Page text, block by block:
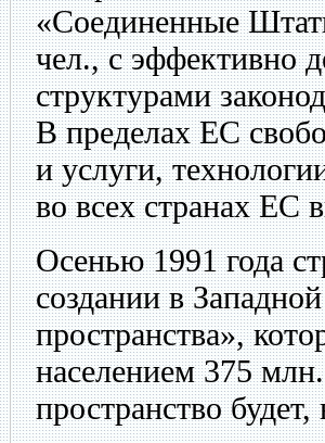
«Соединенные
чел., с эффективно
структурами
В пределах ЕС
и услуги,
во всех странах ЕС
Осенью 1991 года
создании в
пространства»,
населением 375
пространство